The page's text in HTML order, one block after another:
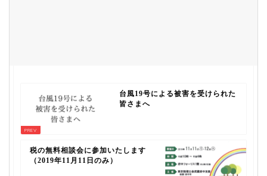
台風19号による被害を受けられた
皆さまへ
税の無料相談会に参加いたします
（2019年11月11日のみ）